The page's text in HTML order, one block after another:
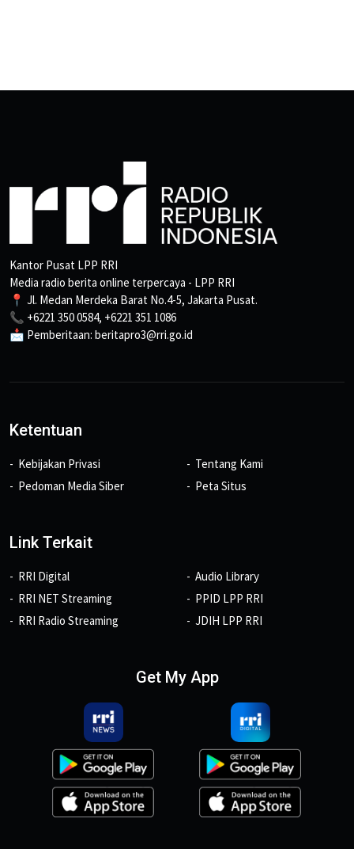
Kantor Pusat LPP RRI
Media radio berita online terpercaya - LPP RRI
📍 Jl. Medan Merdeka Barat No.4-5, Jakarta Pusat.
📞 +6221 350 0584, +6221 351 1086
📩 Pemberitaan: beritapro3@rri.go.id
Ketentuan
Kebijakan Privasi
Pedoman Media Siber
Tentang Kami
Peta Situs
Link Terkait
RRI Digital
RRI NET Streaming
RRI Radio Streaming
Audio Library
PPID LPP RRI
JDIH LPP RRI
Get My App